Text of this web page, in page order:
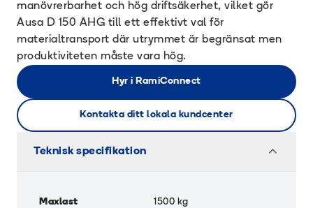
manövrerbarhet och hög driftsäkerhet, vilket gör
Ausa D 150 AHG till ett effektivt val för
materialtransport där utrymmet är begränsat men
produktiviteten måste vara hög.
Hyr i RamiConnect
Kontakta ditt lokala kundcenter
Teknisk specifikation
Maxlast 1500 kg